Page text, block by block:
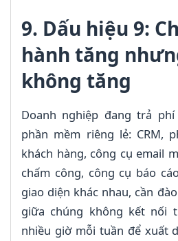
9. Dấu hiệu 9:
hành tăng
không tăng
Doanh nghiệp đang trả
phần mềm riêng lẻ: CRM,
khách hàng, công cụ email
chấm công, công cụ báo
giao diện khác nhau, cần
giữa chúng không kết nối
nhiều giờ mỗi tuần để xuất